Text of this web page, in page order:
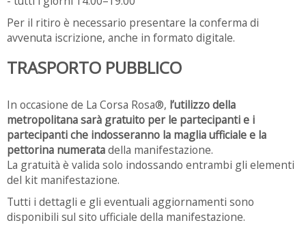
Per il ritiro è necessario presentare la conferma di
avvenuta iscrizione, anche in formato digitale.
TRASPORTO PUBBLICO
In occasione de La Corsa Rosa®, l’utilizzo della
metropolitana sarà gratuito per le partecipanti e i
partecipanti che indosseranno la maglia ufficiale e la
pettorina numeratadella manifestazione.
La gratuità è valida solo indossando entrambi gli elementi
del kit manifestazione.
Tutti i dettagli e gli eventuali aggiornamenti sono
disponibili sul sito ufficiale della manifestazione.